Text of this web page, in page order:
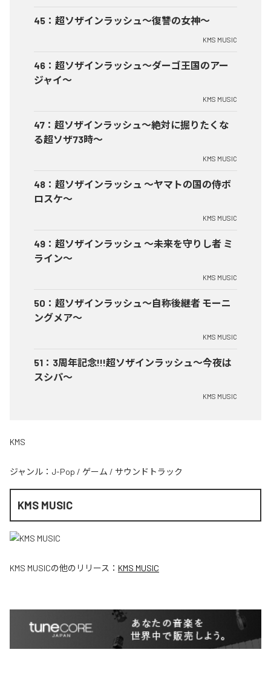
45 ： 超ソザインラッシュ～復讐の女神～
KMS MUSIC
46 ： 超ソザインラッシュ～ダーゴ王国のアー
ジャイ～
KMS MUSIC
47 ： 超ソザインラッシュ～絶対に掘りたくな
る超ソザ73時～
KMS MUSIC
48 ： 超ソザインラッシュ ～ヤマトの国の侍ボ
ロスケ～
KMS MUSIC
49 ： 超ソザインラッシュ ～未来を守りし者 ミ
ライン～
KMS MUSIC
50 ： 超ソザインラッシュ～自称後継者 モーニ
ングメア～
KMS MUSIC
51 ： 3周年記念!!!超ソザインラッシュ～今夜は
スシパ～
KMS MUSIC
KMS
ジャンル： J-Pop / ゲーム / サウンドトラック
KMS MUSIC
KMS MUSICの他のリリース： KMS MUSIC